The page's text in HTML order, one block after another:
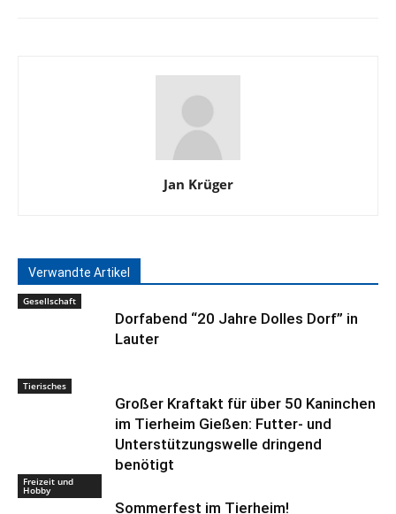
Jan Krüger
Verwandte Artikel
Gesellschaft
Dorfabend “20 Jahre Dolles Dorf” in
Lauter
Tierisches
Großer Kraftakt für über 50 Kaninchen
im Tierheim Gießen: Futter- und
Unterstützungswelle dringend
benötigt
Freizeit und
Hobby
Sommerfest im Tierheim!